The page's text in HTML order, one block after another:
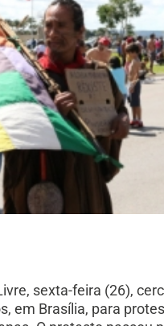
sexta-feira (26),
em Brasília, para